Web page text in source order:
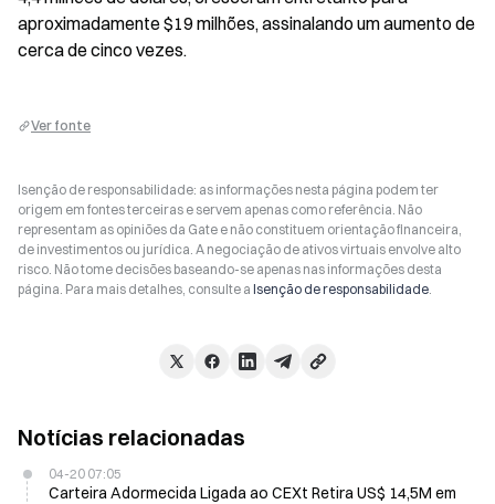
aproximadamente $19 milhões, assinalando um aumento de
cerca de cinco vezes.
Ver fonte
Isenção de responsabilidade: as informações nesta página podem ter
origem em fontes terceiras e servem apenas como referência. Não
representam as opiniões da Gate e não constituem orientação financeira,
de investimentos ou jurídica. A negociação de ativos virtuais envolve alto
risco. Não tome decisões baseando-se apenas nas informações desta
página. Para mais detalhes, consulte a Isenção de responsabilidade.
Notícias relacionadas
04-20 07:05
Carteira Adormecida Ligada ao CEXt Retira US$ 14,5M em